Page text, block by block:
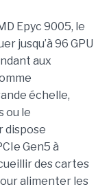
Epyc 9005, le
jusqu’à 96 GPU
aux
échelle,
ou le
dispose
Gen5 à
des cartes
alimenter les